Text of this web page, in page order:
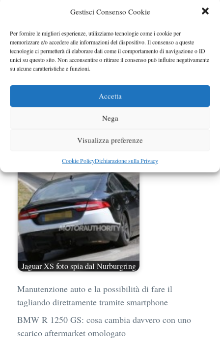
Gestisci Consenso Cookie
Per fornire le migliori esperienze, utilizziamo tecnologie come i cookie per
memorizzare e/o accedere alle informazioni del dispositivo. Il consenso a queste
tecnologie ci permetterà di elaborare dati come il comportamento di navigazione o ID
unici su questo sito. Non acconsentire o ritirare il consenso può influire negativamente
su alcune caratteristiche e funzioni.
Accetta
Nega
Visualizza preferenze
Cookie PolicyDichiarazione sulla Privacy
di Los Angeles 2011
Jaguar XS foto spia dal Nurburgring
Manutenzione auto e la possibilità di fare il
tagliando direttamente tramite smartphone
BMW R 1250 GS: cosa cambia davvero con uno
scarico aftermarket omologato